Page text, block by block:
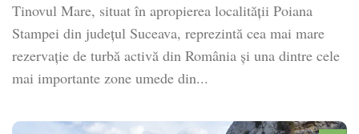
Tinovul Mare, situat în apropierea localității Poiana
Stampei din județul Suceava, reprezintă cea mai mare
rezervație de turbă activă din România și una dintre cele
mai importante zone umede din...